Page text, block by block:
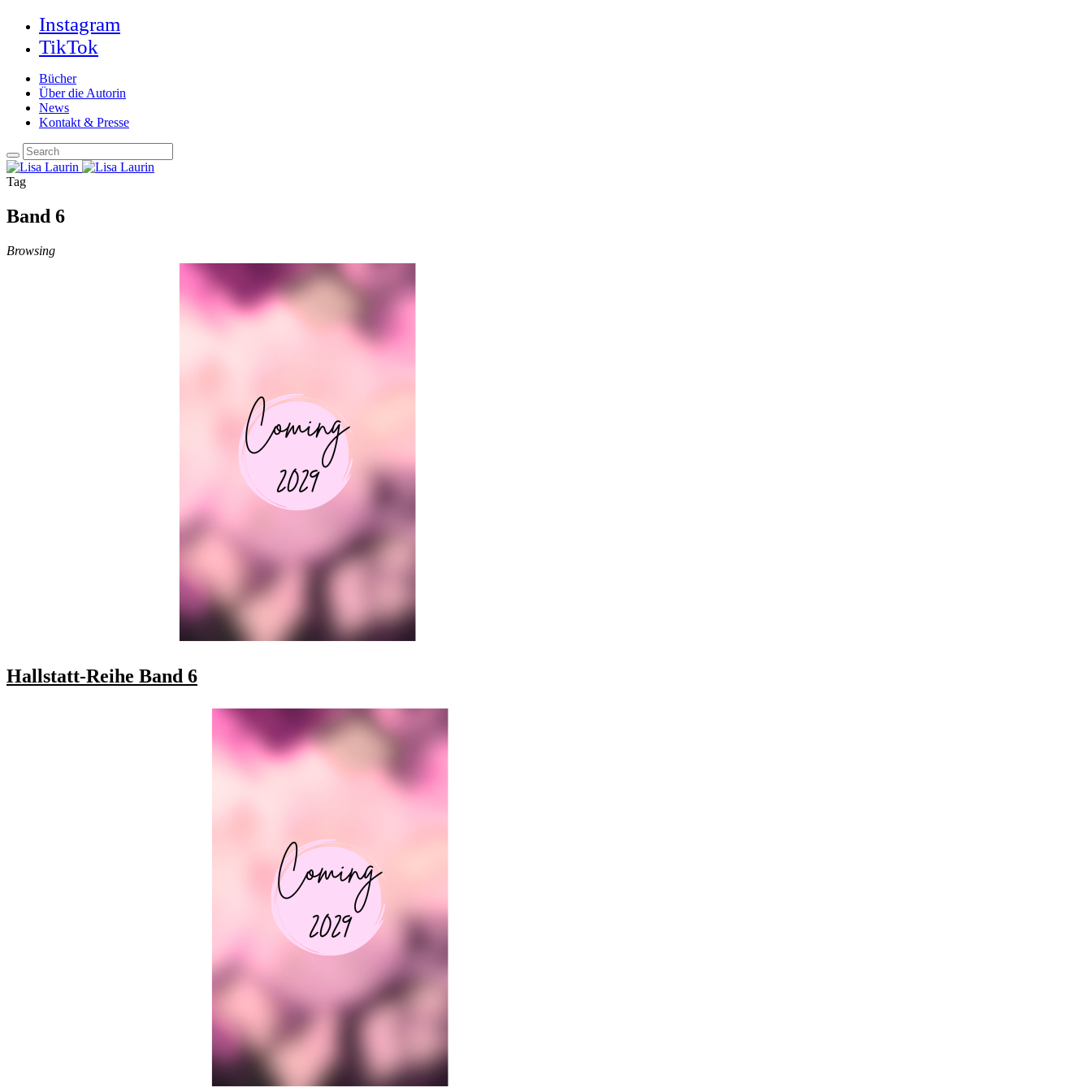
Instagram
TikTok
Bücher
Über die Autorin
News
Kontakt & Presse
Tag
Band 6
Browsing
Hallstatt-Reihe Band 6